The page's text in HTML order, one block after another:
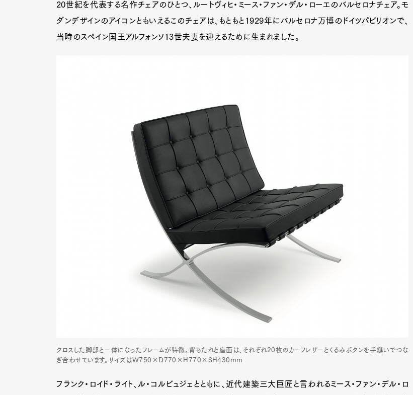
20世紀を代表する名作チェアのひとつ、ルートヴィヒ・ミース・ファン・デル・ローエのバルセロナチェア。モ
ダンデザインのアイコンともいえるこのチェアは、もともと1929年にバルセロナ万博のドイツパビリオンで、
当時のスペイン国王アルフォンソ13世夫妻を迎えるために生まれました。
クロスした脚部と一体になったフレームが特徴。背もたれと座面は、それぞれ20枚のカーフレザーとくるみボタンを手縫いでつな
ぎ合わせています。サイズはW750×D770×H770×SH430mm
フランク・ロイド・ライト、ル・コルビュジェとともに、近代建築三大巨匠と言われるミース・ファン・デル・ロ